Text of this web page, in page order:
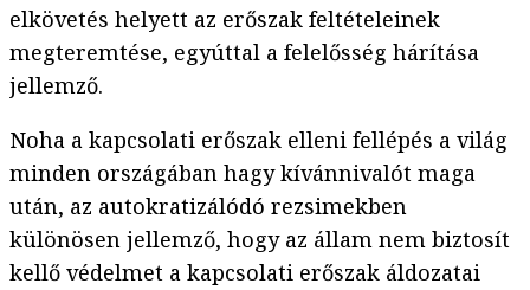
elkövetés helyett az erőszak feltételeinek
megteremtése, egyúttal a felelősség hárítása
jellemző.
Noha a kapcsolati erőszak elleni fellépés a világ
minden országában hagy kívánnivalót maga
után, az autokratizálódó rezsimekben
különösen jellemző, hogy az állam nem biztosít
kellő védelmet a kapcsolati erőszak áldozatai